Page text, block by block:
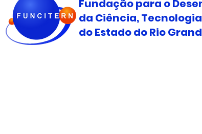
Fundação para o
da Ciência,
do Estado do Rio